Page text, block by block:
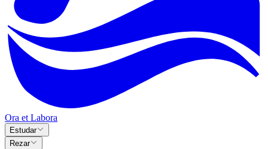
Ora et Labora
Estudar
Rezar